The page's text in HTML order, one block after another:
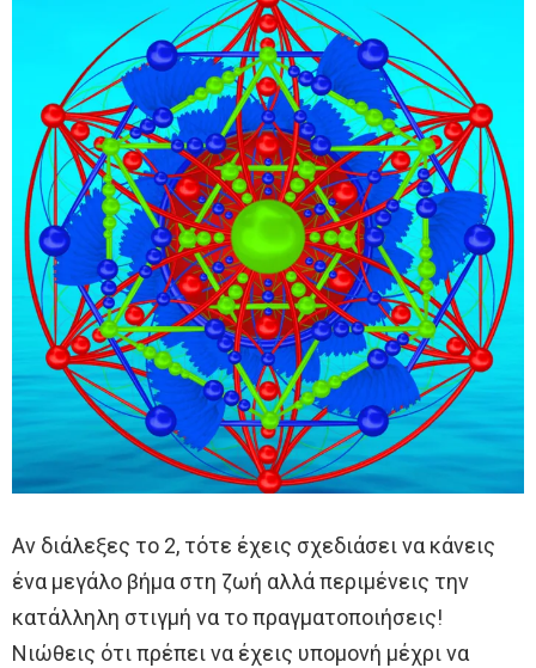
Αν διάλεξες το 2, τότε έχεις σχεδιάσει να κάνεις
ένα μεγάλο βήμα στη ζωή αλλά περιμένεις την
κατάλληλη στιγμή να το πραγματοποιήσεις!
Νιώθεις ότι πρέπει να έχεις υπομονή μέχρι να